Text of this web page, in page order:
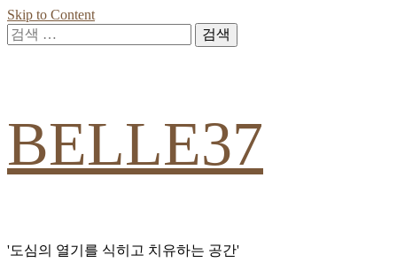
Skip to Content
검
색:
BELLE37
'도심의 열기를 식히고 치유하는 공간'